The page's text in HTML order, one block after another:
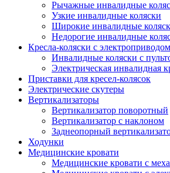
Рычажные инвалидные
Узкие инвалидные коляски
Широкие инвалидные
Недорогие инвалидные
Кресла-коляски с электроприводом
Инвалидные коляски с
Электрическая инвалидная
Приставки для кресел-колясок
Электрические скутеры
Вертикализаторы
Вертикализатор поворотный
Вертикализатор с наклоном
Заднеопорный
Ходунки
Медицинские кровати
Медицинские кровати с